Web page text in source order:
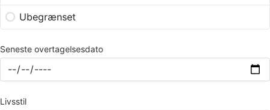
Ubegrænset
Seneste overtagelsesdato
Livsstil